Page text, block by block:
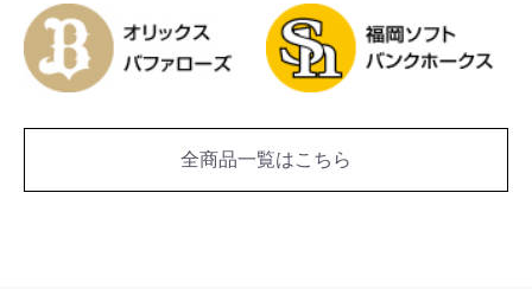
全商品一覧はこちら